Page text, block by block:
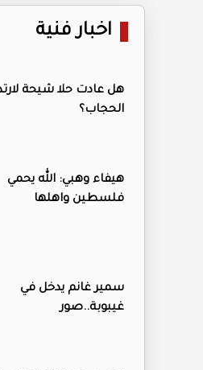
اخبار فنية
هل عادت حلا شيحة
الحجاب؟
هيفاء وهبي: الله يحمي
فلسطين واهلها
سمير غانم يدخل في
غيبوبة..صور